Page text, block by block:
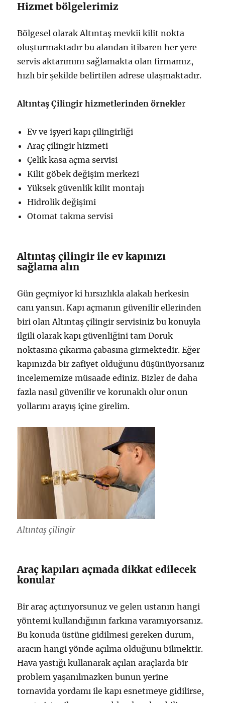
Hizmet bölgelerimiz
Bölgesel olarak Altıntaş mevkii kilit nokta
oluşturmaktadır bu alandan itibaren her yere
servis aktarımını sağlamakta olan firmamız,
hızlı bir şekilde belirtilen adrese ulaşmaktadır.
Altıntaş Çilingir hizmetlerinden örnekler
Ev ve işyeri kapı çilingirliği
Araç çilingir hizmeti
Çelik kasa açma servisi
Kilit göbek değişim merkezi
Yüksek güvenlik kilit montajı
Hidrolik değişimi
Otomat takma servisi
Altıntaş çilingir ile ev kapınızı
sağlama alın
Gün geçmiyor ki hırsızlıkla alakalı herkesin
canı yansın. Kapı açmanın güvenilir ellerinden
biri olan Altıntaş çilingir servisiniz bu konuyla
ilgili olarak kapı güvenliğini tam Doruk
noktasına çıkarma çabasına girmektedir. Eğer
kapınızda bir zafiyet olduğunu düşünüyorsanız
incelememize müsaade ediniz. Bizler de daha
fazla nasıl güvenilir ve korunaklı olur onun
yollarını arayış içine girelim.
Altıntaş çilingir
Araç kapıları açmada dikkat edilecek
konular
Bir araç açtırıyorsunuz ve gelen ustanın hangi
yöntemi kullandığının farkına varamıyorsanız.
Bu konuda üstüne gidilmesi gereken durum,
aracın hangi yönde açılma olduğunu bilmektir.
Hava yastığı kullanarak açılan araçlarda bir
problem yaşanılmazken bunun yerine
tornavida yordamı ile kapı esnetmeye gidilirse,